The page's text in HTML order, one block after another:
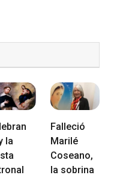
la
Falleció
Marilé
Coseano,
la sobrina